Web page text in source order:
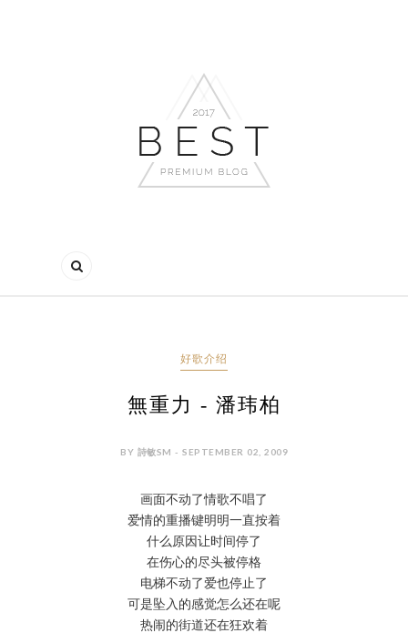
好歌介绍
無重力 - 潘玮柏
BY 詩敏SM - SEPTEMBER 02, 2009
画面不动了情歌不唱了
爱情的重播键明明一直按着
什么原因让时间停了
在伤心的尽头被停格
电梯不动了爱也停止了
可是坠入的感觉怎么还在呢
热闹的街道还在狂欢着